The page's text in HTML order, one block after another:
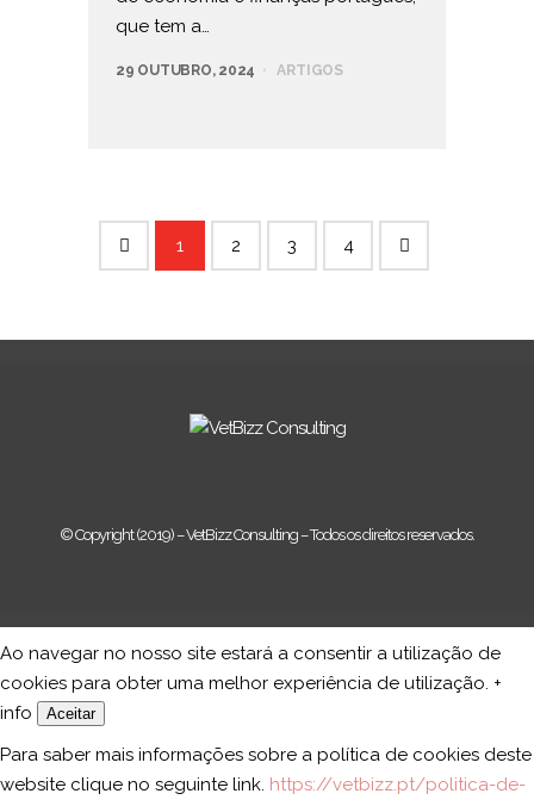
que tem a…
29 OUTUBRO, 2024 ARTIGOS
1 2 3 4
© Copyright (2019) – VetBizz Consulting – Todos os direitos reservados.
Ao navegar no nosso site estará a consentir a utilização de
cookies para obter uma melhor experiência de utilização. +
info
Aceitar
Para saber mais informações sobre a política de cookies deste
website clique no seguinte link. https://vetbizz.pt/politica-de-